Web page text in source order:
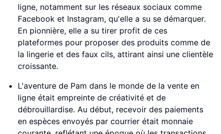
ligne, notamment sur les réseaux sociaux comme
Facebook et Instagram, qu'elle a su se démarquer.
En pionnière, elle a su tirer profit de ces
plateformes pour proposer des produits comme de
la lingerie et des faux cils, attirant ainsi une clientèle
croissante.
L'aventure de Pam dans le monde de la vente en
ligne était empreinte de créativité et de
débrouillardise. Au début, recevoir des paiements
en espèces envoyés par courrier était monnaie